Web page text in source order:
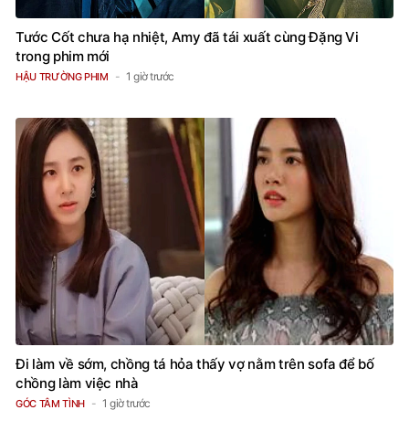
Tước Cốt chưa hạ nhiệt, Amy đã tái xuất cùng Đặng Vi
trong phim mới
HẬU TRƯỜNG PHIM 1 giờ trước
Đi làm về sớm, chồng tá hỏa thấy vợ nằm trên sofa để bố
chồng làm việc nhà
GÓC TÂM TÌNH 1 giờ trước